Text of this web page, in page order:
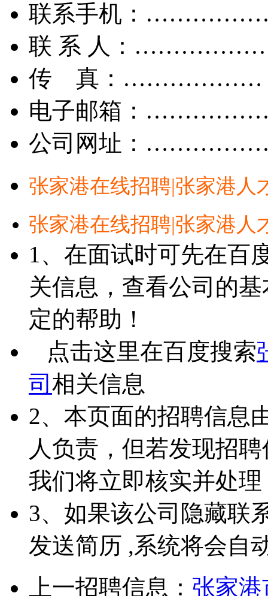
联系手机：
联 系 人：
传 真：………………
电子邮箱：
公司网址：
张家港在线招聘|张家港人
张家港在线招聘|张家港人
1、在面试时可先在百
关信息，查看公司的
定的帮助！
点击这里在百度搜索
司 相关信息
2、本页面的招聘信息
人负责，但若发现招
我们将立即核实并处理
3、如果该公司隐藏联
发送简历 ,系统将会自
上一招聘信息： 张家